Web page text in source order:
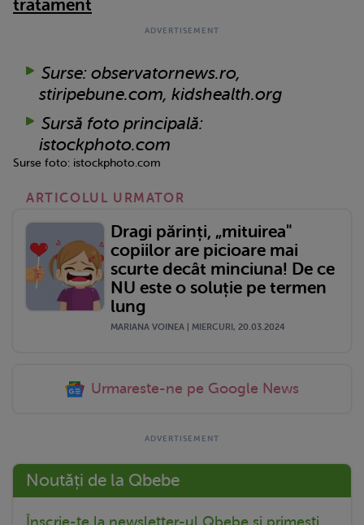
tratament
Surse: observatornews.ro,
stiripebune.com, kidshealth.org
Sursă foto principală:
istockphoto.com
Surse foto: istockphoto.com
ARTICOLUL URMATOR
Dragi părinți, „mituirea"
copiilor are picioare mai
scurte decât minciuna! De ce
NU este o soluție pe termen
lung
MARIANA VOINEA | MIERCURI, 20.03.2024
Urmareste-ne pe Google News
Noutăți de la Qbebe